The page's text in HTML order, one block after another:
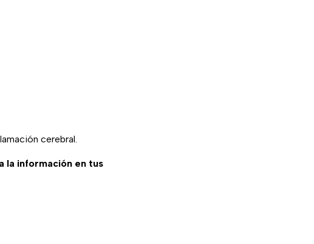
cerebral.
la información en tus